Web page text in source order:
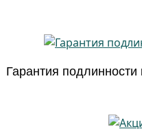
Гарантия